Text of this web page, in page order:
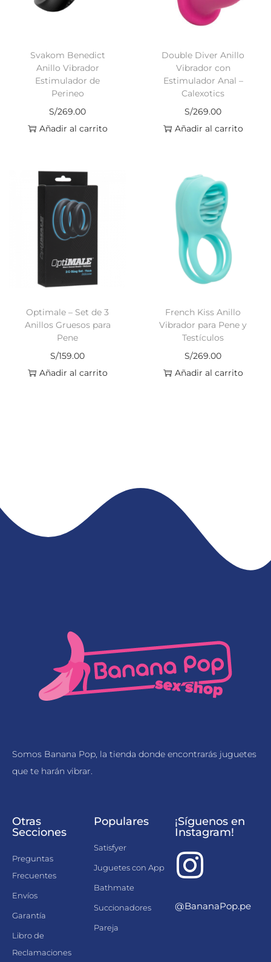
Svakom Benedict
Anillo Vibrador
Estimulador de
Perineo
S/269.00
Añadir al carrito
Double Diver Anillo
Vibrador con
Estimulador Anal –
Calexotics
S/269.00
Añadir al carrito
Optimale – Set de 3
Anillos Gruesos para
Pene
S/159.00
Añadir al carrito
French Kiss Anillo
Vibrador para Pene y
Testículos
S/269.00
Añadir al carrito
Somos Banana Pop, la tienda donde encontrarás juguetes
que te harán vibrar.
Otras
Secciones
Preguntas
Frecuentes
Envíos
Garantía
Libro de
Reclamaciones
Populares
Satisfyer
Juguetes con App
Bathmate
Succionadores
Pareja
¡Síguenos en
Instagram!
@BananaPop.pe